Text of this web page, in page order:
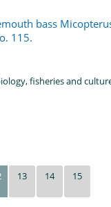
bass
115.
fisheries and
13 14 15